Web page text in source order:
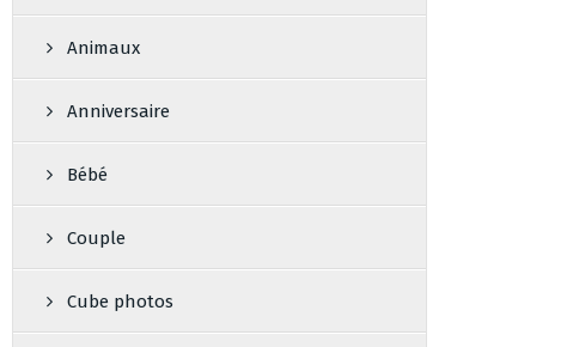
Animaux
Anniversaire
Bébé
Couple
Cube photos